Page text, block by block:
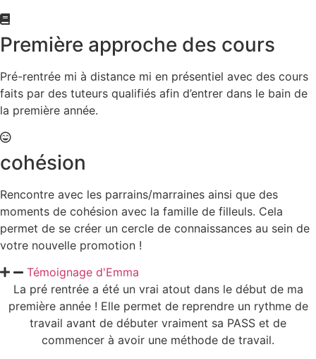
Première approche des cours
Pré-rentrée mi à distance mi en présentiel avec des cours
faits par des tuteurs qualifiés afin d’entrer dans le bain de
la première année.
cohésion
Rencontre avec les parrains/marraines ainsi que des
moments de cohésion avec la famille de filleuls. Cela
permet de se créer un cercle de connaissances au sein de
votre nouvelle promotion !
Témoignage d'Emma
La pré rentrée a été un vrai atout dans le début de ma
première année ! Elle permet de reprendre un rythme de
travail avant de débuter vraiment sa PASS et de
commencer à avoir une méthode de travail.